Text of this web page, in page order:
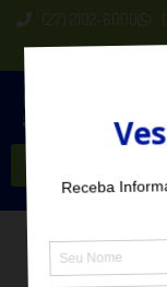
(27) 2102-6000